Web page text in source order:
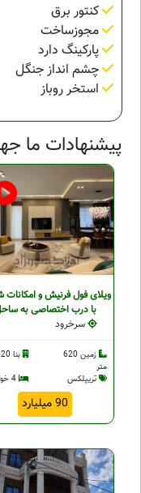
کنتور برق
مجوزساخت
پارکینگ دارد
چشم انداز جنگل
استخر روباز
پیشنهادات ما
ویلای فول فرنیش و
با درب اختصاصی به
سرخرود
زمین 620
متر
بنا 420 متر
تریپلکس
4 خواب
90 میلیارد